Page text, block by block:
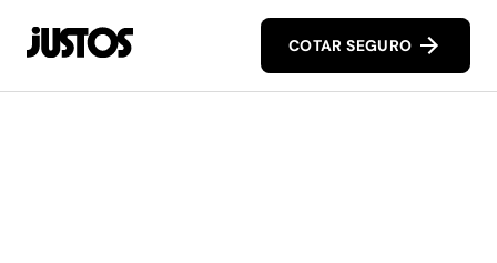
COTAR SEGURO